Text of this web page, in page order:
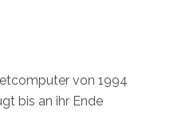
von 1994
bis an ihr Ende